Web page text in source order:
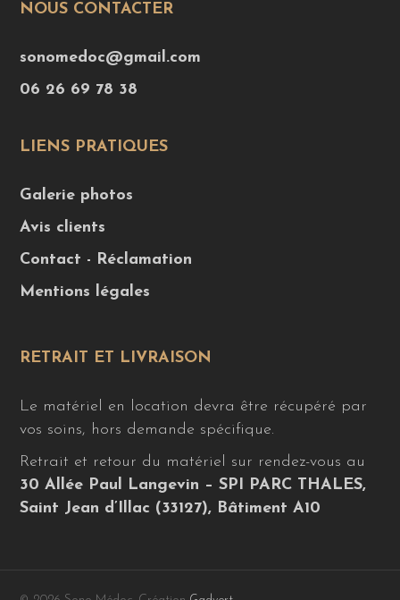
NOUS CONTACTER
sonomedoc@gmail.com
06 26 69 78 38
LIENS PRATIQUES
Galerie photos
Avis clients
Contact - Réclamation
Mentions légales
RETRAIT ET LIVRAISON
Le matériel en location devra être récupéré par
vos soins, hors demande spécifique.
Retrait et retour du matériel sur rendez-vous au
30 Allée Paul Langevin – SPI PARC THALES,
Saint Jean d’Illac (33127), Bâtiment A10